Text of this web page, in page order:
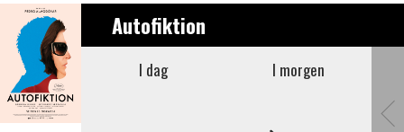
Autofiktion
I dag I morgen